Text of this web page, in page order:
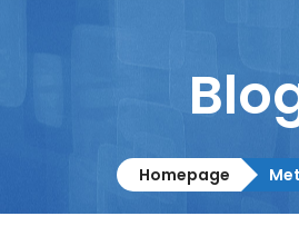
Columnistas
Contacto
Homepage